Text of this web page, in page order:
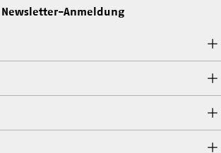
Newsletter-Anmeldung